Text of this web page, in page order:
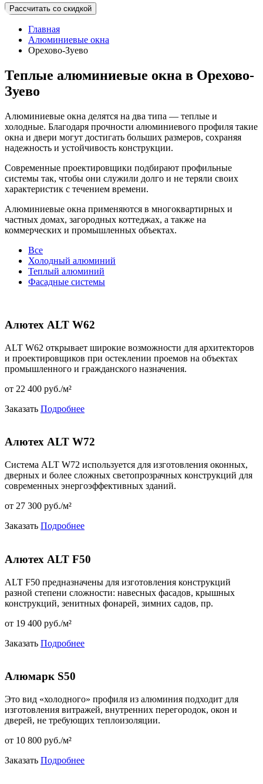
Рассчитать со скидкой
Главная
Алюминиевые окна
Орехово-Зуево
Теплые алюминиевые окна в Орехово-
Зуево
Алюминиевые окна делятся на два типа — теплые и
холодные. Благодаря прочности алюминиевого профиля такие
окна и двери могут достигать больших размеров, сохраняя
надежность и устойчивость конструкции.
Современные проектировщики подбирают профильные
системы так, чтобы они служили долго и не теряли своих
характеристик с течением времени.
Алюминиевые окна применяются в многоквартирных и
частных домах, загородных коттеджах, а также на
коммерческих и промышленных объектах.
Все
Холодный алюминий
Теплый алюминий
Фасадные системы
Алютех ALT W62
ALT W62 открывает широкие возможности для архитекторов
и проектировщиков при остеклении проемов на объектах
промышленного и гражданского назначения.
от 22 400 pуб./м²
Заказать Подробнее
Алютех ALT W72
Система ALT W72 используется для изготовления оконных,
дверных и более сложных светопрозрачных конструкций для
современных энергоэффективных зданий.
от 27 300 pуб./м²
Заказать Подробнее
Алютех ALT F50
ALT F50 предназначены для изготовления конструкций
разной степени сложности: навесных фасадов, крышных
конструкций, зенитных фонарей, зимних садов, пр.
от 19 400 pуб./м²
Заказать Подробнее
Алюмарк S50
Это вид «холодного» профиля из алюминия подходит для
изготовления витражей, внутренних перегородок, окон и
дверей, не требующих теплоизоляции.
от 10 800 pуб./м²
Заказать Подробнее